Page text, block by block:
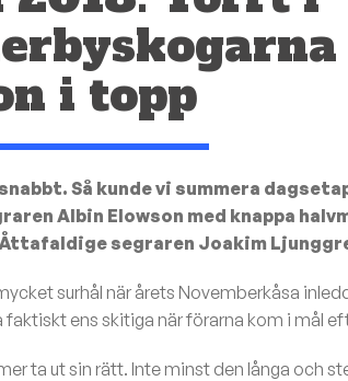
i topp
Så kunde vi summera
Albin Elowson med knappa
segraren Joakim
surhål när årets Novemberkåsa
faktiskt ens skitiga när förarna kom i mål
ta ut sin rätt. Inte minst den långa och